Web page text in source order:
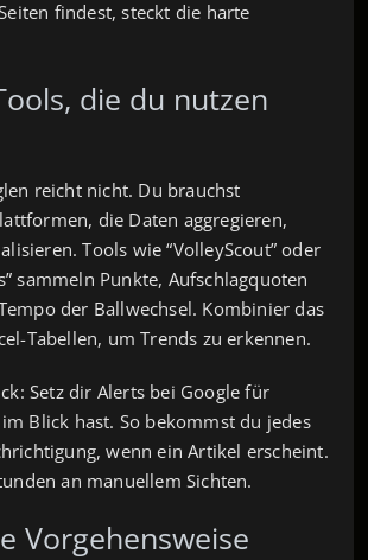
findest, steckt die harte
die du nutzen
reicht nicht. Du brauchst
die Daten aggregieren,
Tools wie “VolleyScout” oder
sammeln Punkte, Aufschlagquoten
der Ballwechsel. Kombinier das
Tabellen, um Trends zu erkennen.
Setz dir Alerts bei Google für
Blick hast. So bekommst du jedes
wenn ein Artikel erscheint.
an manuellem Sichten.
Vorgehensweise